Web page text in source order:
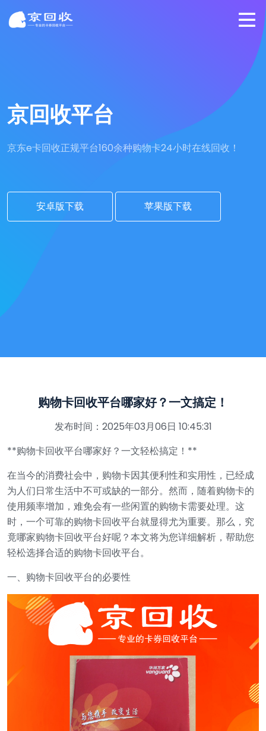
京回收平台
京东e卡回收正规平台160余种购物卡24小时在线回收！
安卓版下载 苹果版下载
购物卡回收平台哪家好？一文搞定！
发布时间：2025年03月06日 10:45:31
**购物卡回收平台哪家好？一文轻松搞定！**
在当今的消费社会中，购物卡因其便利性和实用性，已经成
为人们日常生活中不可或缺的一部分。然而，随着购物卡的
使用频率增加，难免会有一些闲置的购物卡需要处理。这
时，一个可靠的购物卡回收平台就显得尤为重要。那么，究
竟哪家购物卡回收平台好呢？本文将为您详细解析，帮助您
轻松选择合适的购物卡回收平台。
一、购物卡回收平台的必要性